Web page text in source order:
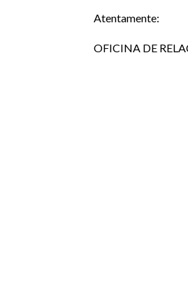
Atentamente:
OFICINA DE